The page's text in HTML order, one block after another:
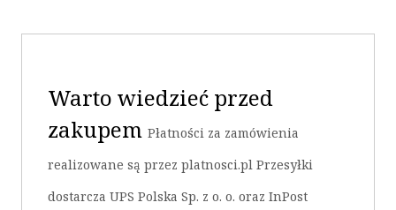
Warto wiedzieć przed
zakupem Płatności za zamówienia
realizowane są przez platnosci.pl Przesyłki
dostarcza UPS Polska Sp. z o. o. oraz InPost